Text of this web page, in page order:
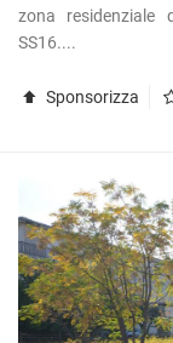
zona residenziale
SS16....
Sponsorizza